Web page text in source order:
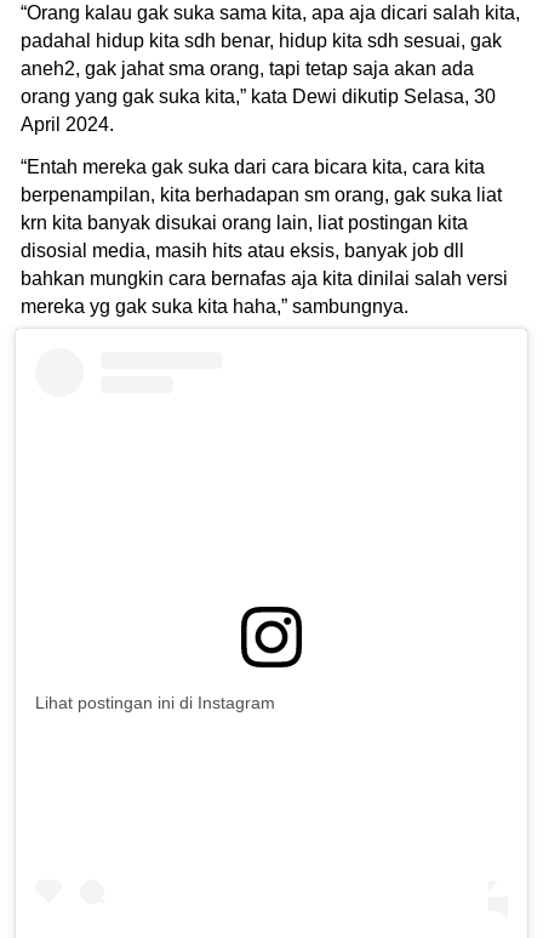
“Orang kalau gak suka sama kita, apa aja dicari salah kita,
padahal hidup kita sdh benar, hidup kita sdh sesuai, gak
aneh2, gak jahat sma orang, tapi tetap saja akan ada
orang yang gak suka kita,” kata Dewi dikutip Selasa, 30
April 2024.
“Entah mereka gak suka dari cara bicara kita, cara kita
berpenampilan, kita berhadapan sm orang, gak suka liat
krn kita banyak disukai orang lain, liat postingan kita
disosial media, masih hits atau eksis, banyak job dll
bahkan mungkin cara bernafas aja kita dinilai salah versi
mereka yg gak suka kita haha,” sambungnya.
Lihat postingan ini di Instagram